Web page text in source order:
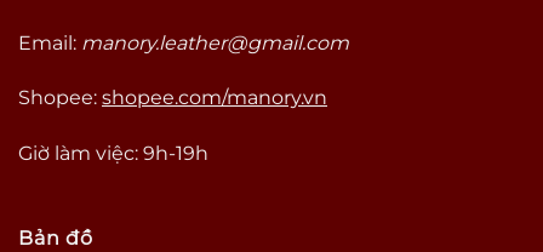
Email: manory.leather@gmail.com
Shopee: shopee.com/manory.vn
Giờ làm việc: 9h-19h
Bản đồ